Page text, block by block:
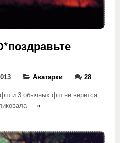
Аватарки 28
и 3 обычных фш не верится
»